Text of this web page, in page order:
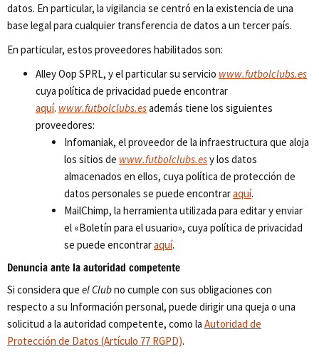
datos. En particular, la vigilancia se centró en la existencia de una
base legal para cualquier transferencia de datos a un tercer país.
En particular, estos proveedores habilitados son:
Alley Oop SPRL, y el particular su servicio www.futbolclubs.es
cuya política de privacidad puede encontrar
aquí. www.futbolclubs.esademás tiene los siguientes
proveedores:
Infomaniak, el proveedor de la infraestructura que aloja
los sitios de www.futbolclubs.esy los datos
almacenados en ellos, cuya política de protección de
datos personales se puede encontraraquí.
MailChimp, la herramienta utilizada para editar y enviar
el «Boletín para el usuario», cuya política de privacidad
se puede encontraraquí.
Denuncia ante la autoridad competente
Si considera que el Clubno cumple con sus obligaciones con
respecto a su Información personal, puede dirigir una queja o una
solicitud a la autoridad competente, como la Autoridad de
Protección de Datos (Artículo 77 RGPD).